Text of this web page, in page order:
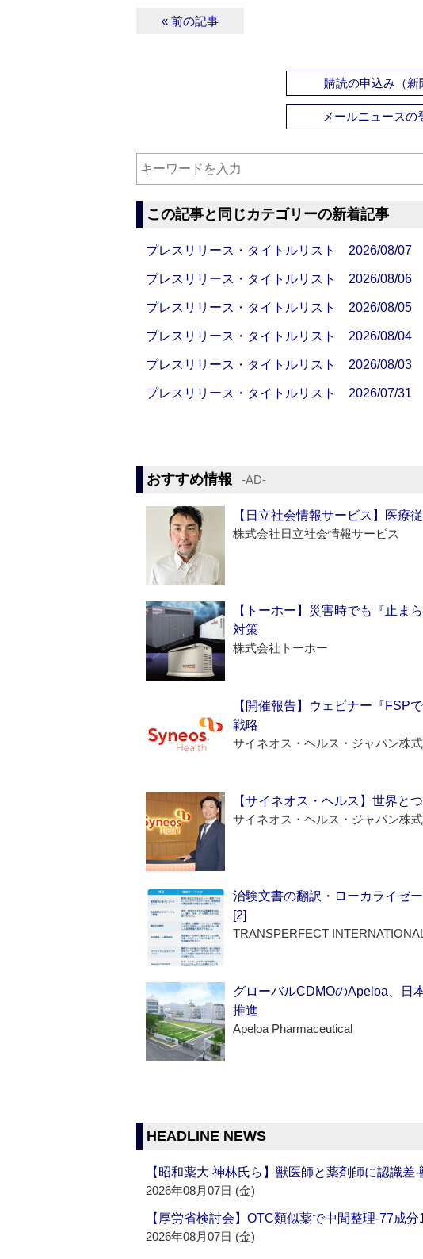
« 前の記事
購読の申込み（新
メールニュースの
この記事と同じカテゴリーの新着記事
プレスリリース・タイトルリスト 2026/08/07
プレスリリース・タイトルリスト 2026/08/06
プレスリリース・タイトルリスト 2026/08/05
プレスリリース・タイトルリスト 2026/08/04
プレスリリース・タイトルリスト 2026/08/03
プレスリリース・タイトルリスト 2026/07/31
おすすめ情報 ‐AD‐
【日立社会情報サービス】医療
株式会社日立社会情報サービス
【トーホー】災害時でも『止
対策
株式会社トーホー
【開催報告】ウェビナー『FSP
戦略
サイネオス・ヘルス・ジャパン株
【サイネオス・ヘルス】世界と
サイネオス・ヘルス・ジャパン株
治験文書の翻訳・ローカライゼ
[2]
TRANSPERFECT
グローバルCDMOのApeloa、日
推進
Apeloa Pharmaceutical
HEADLINE NEWS
【昭和薬大 神林氏ら】獣医師と薬剤師に認識差
2026年08月07日 (金)
【厚労省検討会】OTC類似薬で中間整理‐77成
2026年08月07日 (金)